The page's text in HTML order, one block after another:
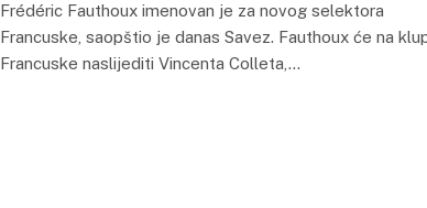
Frédéric Fauthoux imenovan je za novog selektora
Francuske, saopštio je danas Savez. Fauthoux će na
Francuske naslijediti Vincenta Colleta,…